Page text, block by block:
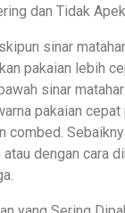
dan Tidak Apek
sinar
pakaian lebih
sinar
pakaian cepat
combed.
dengan cara